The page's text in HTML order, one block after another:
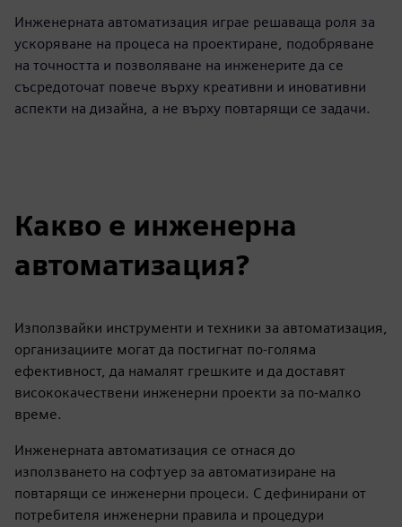
Инженерната автоматизация играе решаваща роля за
ускоряване на процеса на проектиране, подобряване
на точността и позволяване на инженерите да се
съсредоточат повече върху креативни и иновативни
аспекти на дизайна, а не върху повтарящи се задачи.
Какво е инженерна
автоматизация?
Използвайки инструменти и техники за автоматизация,
организациите могат да постигнат по-голяма
ефективност, да намалят грешките и да доставят
висококачествени инженерни проекти за по-малко
време.
Инженерната автоматизация се отнася до
използването на софтуер за автоматизиране на
повтарящи се инженерни процеси. С дефинирани от
потребителя инженерни правила и процедури